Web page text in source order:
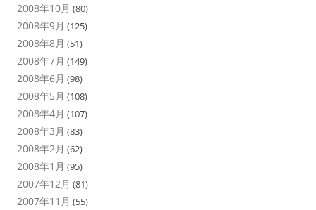
2008年10月 (80)
2008年9月 (125)
2008年8月 (51)
2008年7月 (149)
2008年6月 (98)
2008年5月 (108)
2008年4月 (107)
2008年3月 (83)
2008年2月 (62)
2008年1月 (95)
2007年12月 (81)
2007年11月 (55)